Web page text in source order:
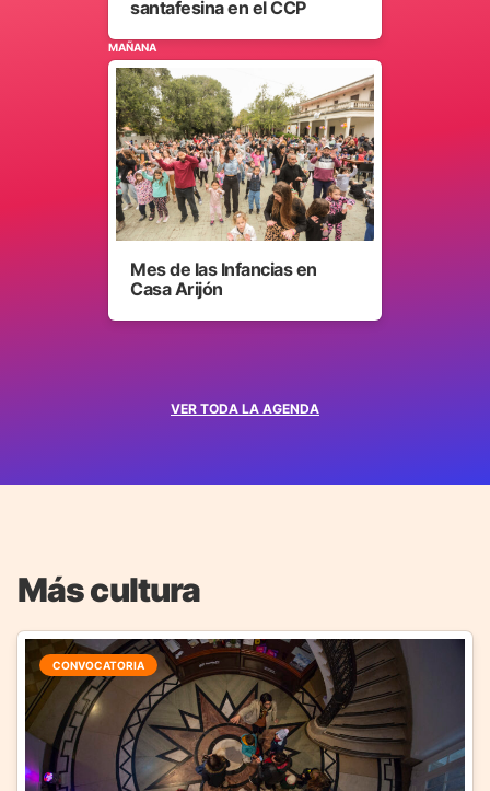
VER TODA LA AGENDA
santafesina en el CCP
MAÑANA
Mes de las Infancias en
Casa Arijón
Más cultura
CONVOCATORIA